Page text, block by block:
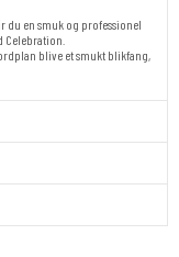
du en smuk og professionel
blive et smukt blikfang,